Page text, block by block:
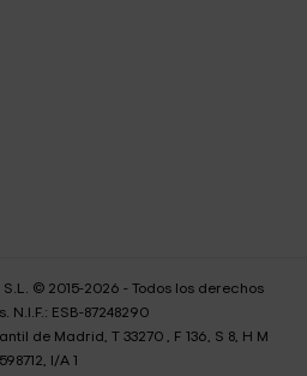
S.L. © 2015-2026 - Todos los derechos
N.I.F.: ESB-87248290
de Madrid, T 33270 , F 136, S 8, H M
598712, I/A 1